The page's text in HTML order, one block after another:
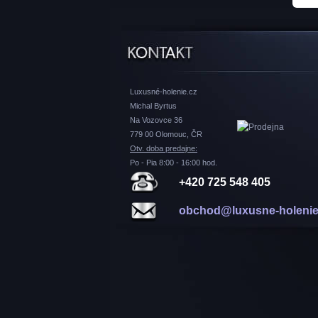
Luxusné-holenie.cz
Michal Byrtus
Na Vozovce 36
779 00 Olomouc, ČR
Otv. doba predajne:
Po - Pia 8:00 - 16:00 hod.
+420 725 548 405
obchod@luxusne-